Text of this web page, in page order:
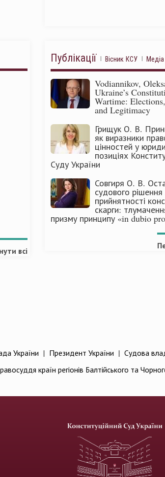
всі
Публікації Вісник КСУ
Vodiannikov,
Ukraine’s
Wartime:
and Legitimacy
Грищук О. В.
як виразники
цінностей у
позиціях
Суду України
Совгиря О. В.
судового
прийнятності
скарги:
призму принципу «in dubio
України | Президент України | Судова
країн регіонів Балтійського та